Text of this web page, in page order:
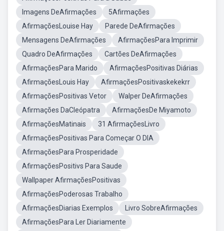
Imagens DeAfirmações
5Afirmações
AfirmaçõesLouise Hay
Parede DeAfirmações
Mensagens DeAfirmações
AfirmaçõesPara Imprimir
Quadro DeAfirmações
Cartões DeAfirmações
AfirmaçõesPara Marido
AfirmaçõesPositivas Diárias
AfirmaçõesLouis Hay
AfirmaçõesPositivaskekekrr
AfirmaçõesPositivas Vetor
Walper DeAfirmações
Afirmações DaCleópatra
AfirmaçõesDe Miyamoto
AfirmaçõesMatinais
31 AfirmaçõesLivro
AfirmaçõesPositivas Para Começar O DIA
AfirmaçõesPara Prosperidade
AfirmaçõesPositivs Para Saude
Wallpaper AfirmaçõesPositivas
AfirmaçõesPoderosas Trabalho
AfirmaçõesDiarias Exemplos
Livro SobreAfirmações
AfirmaçõesPara Ler Diariamente